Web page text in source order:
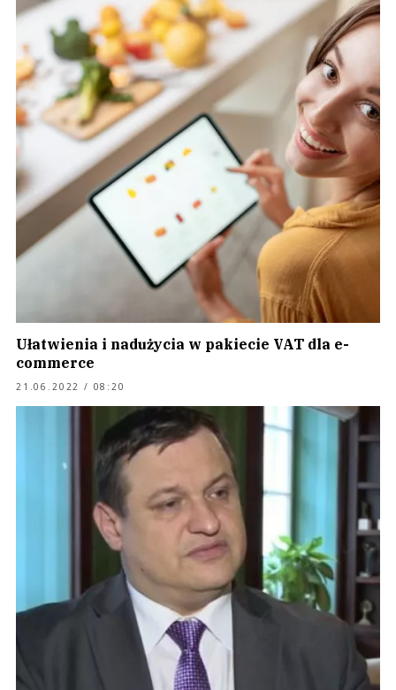
Ułatwienia i nadużycia w pakiecie VAT dla e-
commerce
21.06.2022 / 08:20